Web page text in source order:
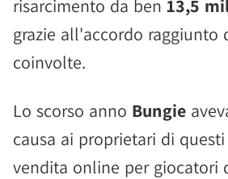
risarcimento da ben 13,5
grazie all'accordo raggiunto
coinvolte.
Lo scorso anno Bungie
causa ai proprietari di
vendita online per giocatori